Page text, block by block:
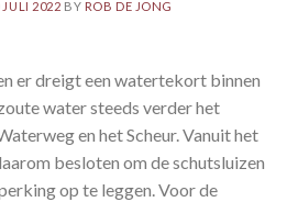
JULI 2022 BY ROB DE JONG
er dreigt een watertekort binnen
water steeds verder het
en het Scheur. Vanuit het
besloten om de schutsluizen
op te leggen. Voor de